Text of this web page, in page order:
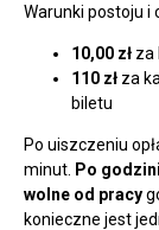
Warunki postoju i
10,00 zł za
110 zł za
biletu
Po uiszczeniu
minut. Po
wolne od pracy
konieczne jest